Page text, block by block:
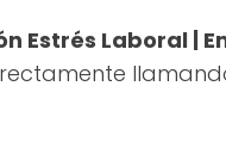
Estrés Laboral |